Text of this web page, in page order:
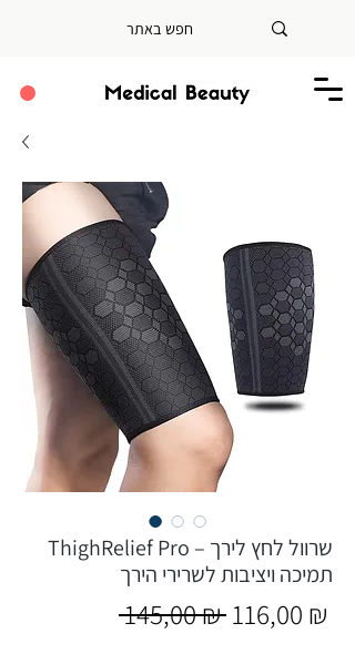
ThighRelief Pro שרוול לחץ לירך –
תמיכה ויציבות לשרירי הירך
145,00 ₪ Обычная
116,00 ₪